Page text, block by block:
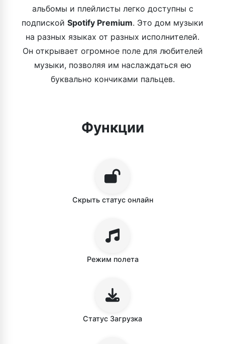
альбомы и плейлисты легко доступны с
подпиской Spotify Premium. Это дом музыки
на разных языках от разных исполнителей.
Он открывает огромное поле для любителей
музыки, позволяя им наслаждаться ею
буквально кончиками пальцев.
Функции
Скрыть статус онлайн
Режим полета
Статус Загрузка